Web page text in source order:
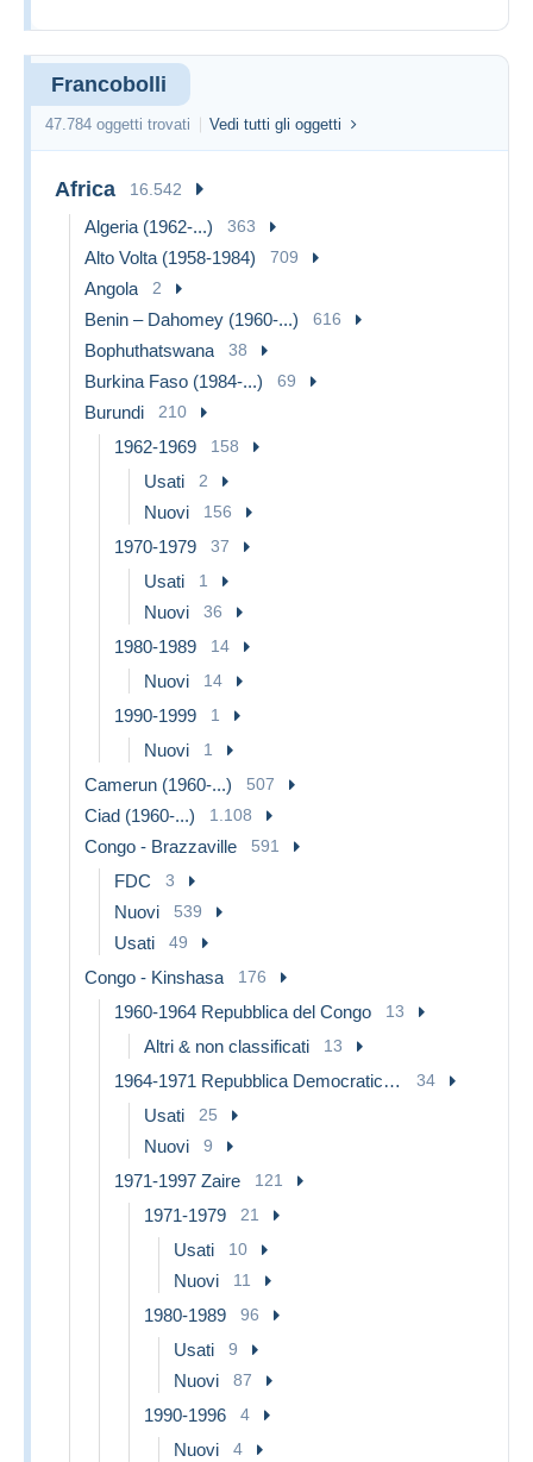
Francobolli
47.784 oggetti trovati Vedi tutti gli oggetti
Africa 16.542
Algeria (1962-...) 363
Alto Volta (1958-1984) 709
Angola 2
Benin – Dahomey (1960-...) 616
Bophuthatswana 38
Burkina Faso (1984-...) 69
Burundi 210
1962-1969 158
Usati 2
Nuovi 156
1970-1979 37
Usati 1
Nuovi 36
1980-1989 14
Nuovi 14
1990-1999 1
Nuovi 1
Camerun (1960-...) 507
Ciad (1960-...) 1.108
Congo - Brazzaville 591
FDC 3
Nuovi 539
Usati 49
Congo - Kinshasa 176
1960-1964 Repubblica del Congo 13
Altri & non classificati 13
1964-1971 Repubblica Democratica del Congo 34
Usati 25
Nuovi 9
1971-1997 Zaire 121
1971-1979 21
Usati 10
Nuovi 11
1980-1989 96
Usati 9
Nuovi 87
1990-1996 4
Nuovi 4